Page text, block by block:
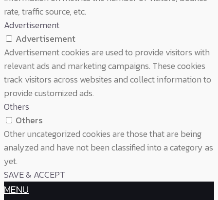
rate, traffic source, etc.
Advertisement
Advertisement
Advertisement cookies are used to provide visitors with
relevant ads and marketing campaigns. These cookies
track visitors across websites and collect information to
provide customized ads.
Others
Others
Other uncategorized cookies are those that are being
analyzed and have not been classified into a category as
yet.
SAVE & ACCEPT
MENU